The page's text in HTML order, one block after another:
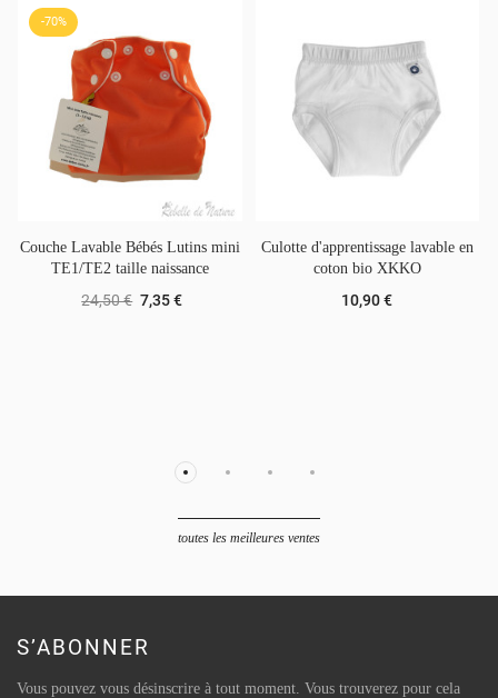
-70%
Couche Lavable Bébés Lutins mini
TE1/TE2 taille naissance
24,50 € 7,35 €
Culotte d'apprentissage lavable en
coton bio XKKO
10,90 €
toutes les meilleures ventes
S’ABONNER
Vous pouvez vous désinscrire à tout moment. Vous trouverez pour cela